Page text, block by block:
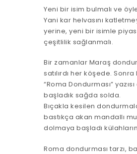
Yeni bir isim bulmalı ve
Yani kar helvasını
yerine, yeni bir isimle
çeşitlilik sağlanmalı.
Bir zamanlar Maraş
satılırdı her köşede.
“Roma Dondurması”
başladık sağda solda.
Bıçakla kesilen
bastıkça akan mandallı
dolmaya başladı
Roma dondurması tarzı,